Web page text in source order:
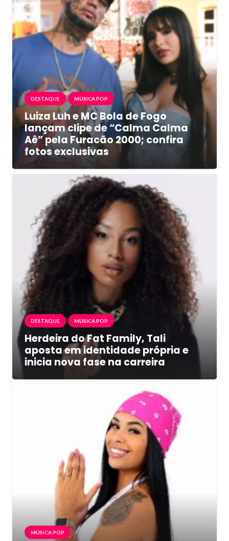
DESTAQUE MÚSICA POP
Luiza Luh e MC Bola de Fogo
lançam clipe de “Calma Calma
Aê” pela Furacão 2000; confira
fotos exclusivas
DESTAQUE MÚSICA POP
Herdeira do Fat Family, Tali
aposta em identidade própria e
inicia nova fase na carreira
MÚSICA POP